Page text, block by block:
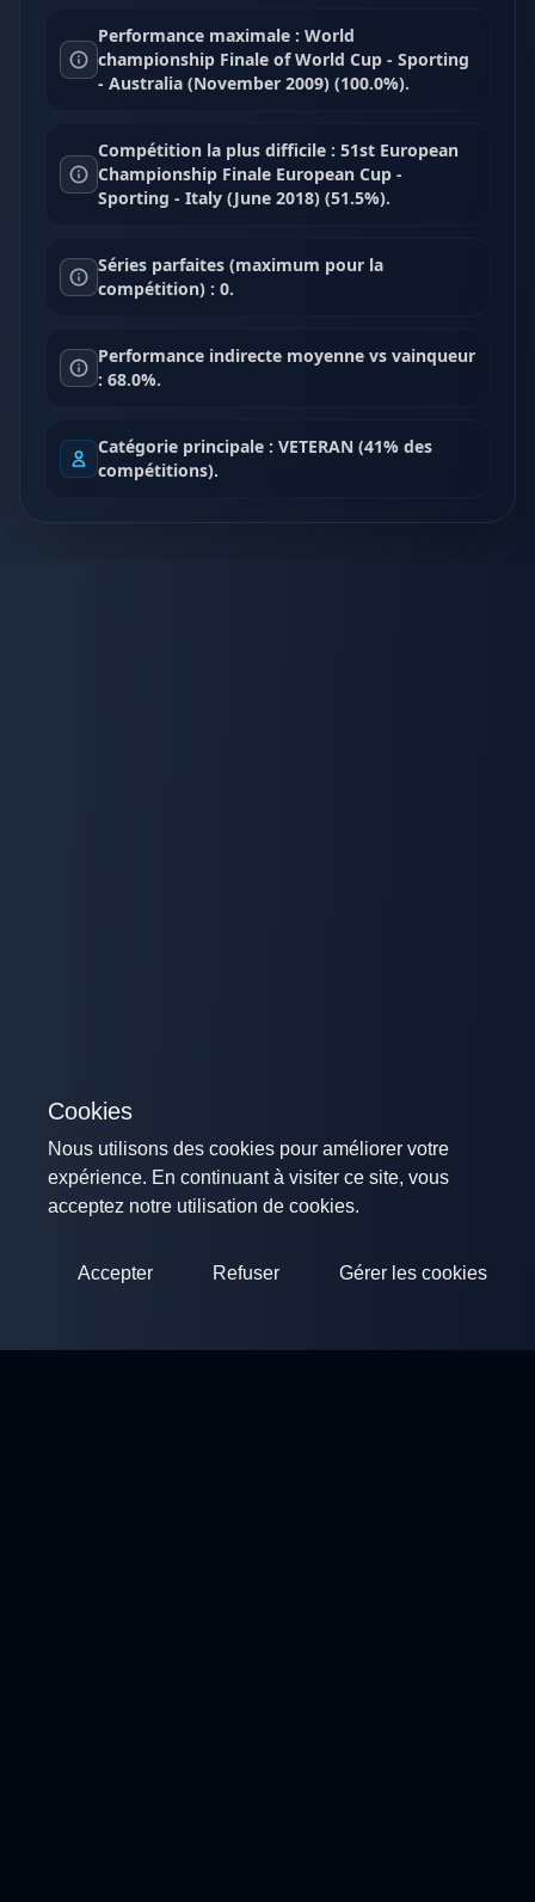
Performance maximale : World
championship Finale of World Cup - Sporting
- Australia (November 2009) (100.0%).
Compétition la plus difficile : 51st European
Championship Finale European Cup -
Sporting - Italy (June 2018) (51.5%).
Séries parfaites (maximum pour la
compétition) : 0.
Performance indirecte moyenne vs vainqueur
: 68.0%.
Catégorie principale : VETERAN (41% des
compétitions).
Cookies
Nous utilisons des cookies pour améliorer votre
expérience. En continuant à visiter ce site, vous
acceptez notre utilisation de cookies.
Accepter Refuser Gérer les cookies